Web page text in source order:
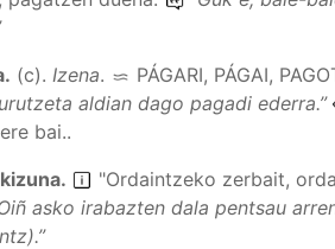
. (c). Izena. PÁGARI, PÁGAI,
aldian dago pagadi ederra.”
bai..
.
"Ordaintzeko zerbait,
asko irabazten dala pentsau